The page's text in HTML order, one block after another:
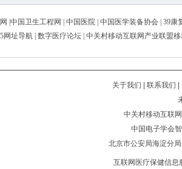
中国卫生工程网 中国医院| 中国医学装备协会| 39康
网址导航| 数字医疗论坛| 中关村移动互联网产业联盟
关于我们 联系我们
中关村移动互联
中国电子学会
北京市公安局海淀分
互联网医疗保健信